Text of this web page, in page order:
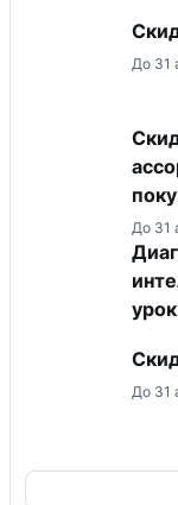
До 31
До 31
До 31